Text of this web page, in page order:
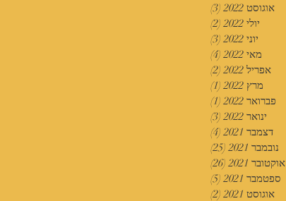
אוגוסט 2022
(3)
יולי 2022
(2)
יוני 2022
(3)
מאי 2022
(4)
אפריל 2022
(2)
מרץ 2022
(1)
פברואר 2022
(1)
ינואר 2022
(3)
דצמבר 2021
(4)
נובמבר 2021
(25)
אוקטובר 2021
(26)
ספטמבר 2021
(5)
אוגוסט 2021
(2)